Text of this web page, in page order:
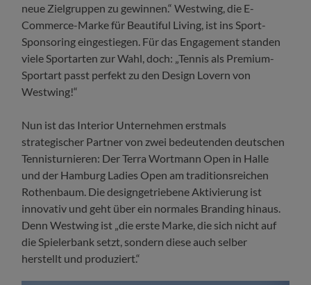
neue Zielgruppen zu gewinnen.“ Westwing, die E-
Commerce-Marke für Beautiful Living, ist ins Sport-
Sponsoring eingestiegen. Für das Engagement standen
viele Sportarten zur Wahl, doch: „Tennis als Premium-
Sportart passt perfekt zu den Design Lovern von
Westwing!“
Nun ist das Interior Unternehmen erstmals
strategischer Partner von zwei bedeutenden deutschen
Tennisturnieren: Der Terra Wortmann Open in Halle
und der Hamburg Ladies Open am traditionsreichen
Rothenbaum. Die designgetriebene Aktivierung ist
innovativ und geht über ein normales Branding hinaus.
Denn Westwing ist „die erste Marke, die sich nicht auf
die Spielerbank setzt, sondern diese auch selber
herstellt und produziert.“